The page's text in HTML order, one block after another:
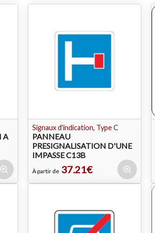
A
Signaux d'indication, Type C
PANNEAU
PRESIGNALISATION D'UNE
IMPASSE C13B
À partir de37.21€